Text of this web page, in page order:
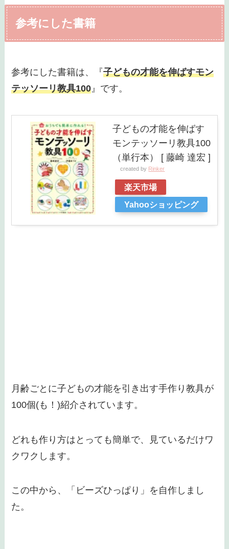
参考にした書籍
参考にした書籍は、『子どもの才能を伸ばすモン
テッソーリ教具100』です。
子どもの才能を伸ばす
モンテッソーリ教具100
（単行本） [ 藤崎 達宏 ]
created by Rinker
楽天市場
Yahooショッピング
月齢ごとに子どもの才能を引き出す手作り教具が
100個(も！)紹介されています。
どれも作り方はとっても簡単で、見ているだけワ
クワクします。
この中から、「ビーズひっぱり」を自作しまし
た。